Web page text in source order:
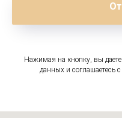
Нажимая на кнопку, вы
данных и соглашаетесь